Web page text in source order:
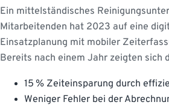
Ein mittelständisches
Mitarbeitenden hat 2023 auf eine
Einsatzplanung mit mobiler
Bereits nach einem Jahr zeigten sich
15 % Zeiteinsparung durch
Weniger Fehler bei der